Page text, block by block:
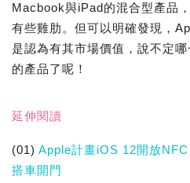
Macbook與iPad的混合型產品
有些雞肋。但可以明確發現，
是認為有其市場價值，說不定
的產品了呢！
延伸閱讀
(01) Apple計畫iOS 12開放
搭車開門